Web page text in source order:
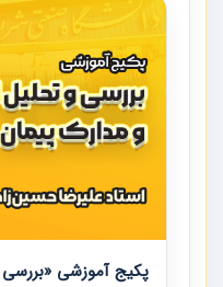
پکیج آموزشی